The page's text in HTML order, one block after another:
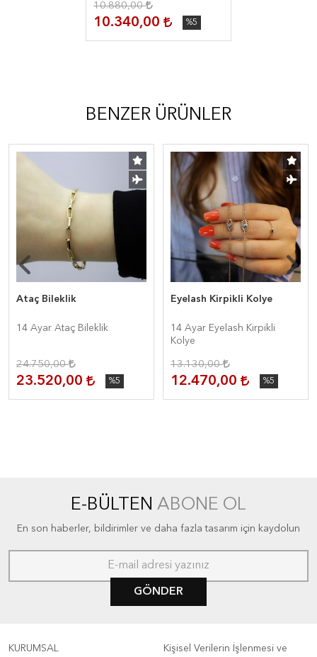
10.880,00
10.340,00 %5
BENZER ÜRÜNLER
Ataç Bileklik
14 Ayar Ataç Bileklik
24.750,00
23.520,00 %5
Eyelash Kirpikli Kolye
14 Ayar Eyelash Kirpikli
Kolye
13.130,00
12.470,00 %5
E-BÜLTEN ABONE OL
En son haberler, bildirimler ve daha fazla tasarım için kaydolun
GÖNDER
KURUMSAL
Kişisel Verilerin İşlenmesi ve